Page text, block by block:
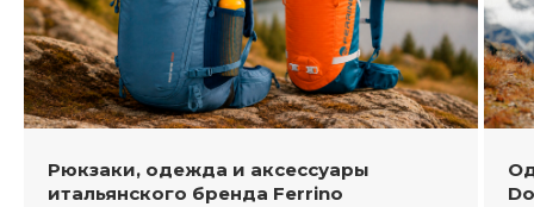
Рюкзаки, одежда и аксессуары
итальянского бренда Ferrino